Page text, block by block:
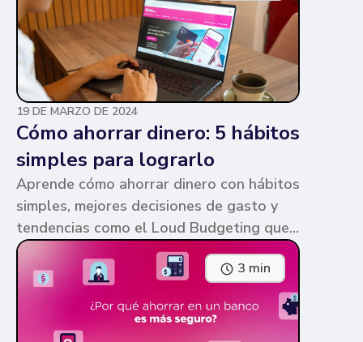
pero te contamos en qué consiste cada
una y sus diferencias.
19 DE MARZO DE 2024
Cómo ahorrar dinero: 5 hábitos
simples para lograrlo
Aprende cómo ahorrar dinero con hábitos
simples, mejores decisiones de gasto y
tendencias como el Loud Budgeting que
pueden ayudarte a cumplir tus metas.
3 min